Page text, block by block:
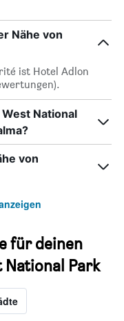
Nähe von
ist Hotel Adlon
National
von
für deinen
National Park